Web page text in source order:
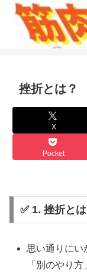
挫折とは？
X
Pocket
✅ 1. 挫折と
思い通りにい
「別のやり